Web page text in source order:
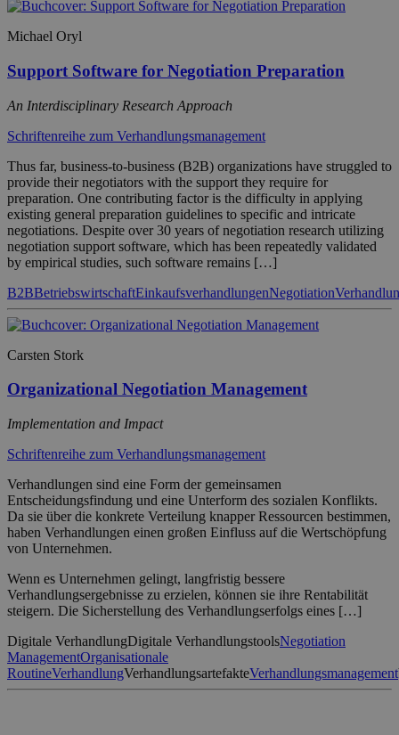
Michael Oryl
Support Software for Negotiation Preparation
An Interdisciplinary Research Approach
Schriftenreihe zum Verhandlungsmanagement
Thus far, business-to-business (B2B) organizations have struggled to
provide their negotiators with the support they require for
preparation. One contributing factor is the difficulty in applying
existing general preparation guidelines to specific and intricate
negotiations. Despite over 30 years of negotiation research utilizing
negotiation support software, which has been repeatedly validated
by empirical studies, such software remains […]
B2BBetriebswirtschaftEinkaufsverhandlungenNegotiation
Carsten Stork
Organizational Negotiation Management
Implementation and Impact
Schriftenreihe zum Verhandlungsmanagement
Verhandlungen sind eine Form der gemeinsamen
Entscheidungsfindung und eine Unterform des sozialen Konflikts.
Da sie über die konkrete Verteilung knapper Ressourcen bestimmen,
haben Verhandlungen einen großen Einfluss auf die Wertschöpfung
von Unternehmen.
Wenn es Unternehmen gelingt, langfristig bessere
Verhandlungsergebnisse zu erzielen, können sie ihre Rentabilität
steigern. Die Sicherstellung des Verhandlungserfolgs eines […]
Digitale VerhandlungDigitale VerhandlungstoolsNegotiation
ManagementOrganisationale
RoutineVerhandlungVerhandlungsartefakteVerhandlungsmanagement